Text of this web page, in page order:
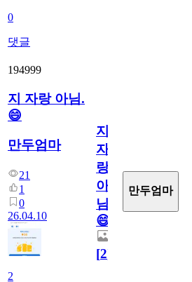
0
댓글
194999
지 자랑 아님.
😄
만두엄마
21
1
0
26.04.10
2
지
자
랑
아
님.
😄
[2]
만두엄마